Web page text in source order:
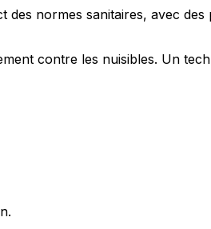
normes sanitaires, avec
contre les nuisibles. Un